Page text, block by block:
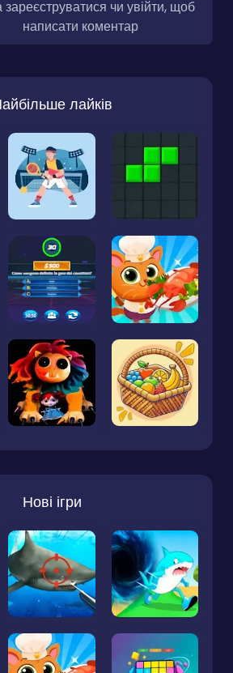
чи увійти, щоб
написати коментар
лайків
Нові ігри